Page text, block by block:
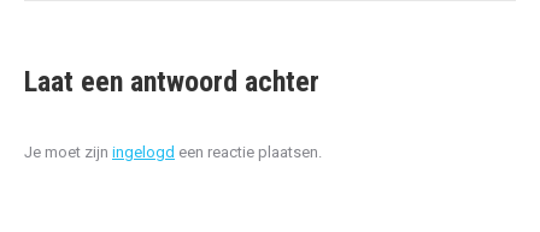
Laat een antwoord achter
Je moet zijn ingelogd een reactie plaatsen.